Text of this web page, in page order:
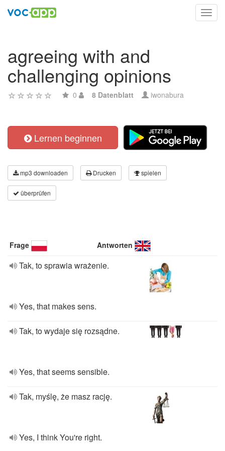
agreeing with and
challenging opinions
0 8 Datenblatt iwonabura
Lernen beginnen
mp3 downloaden Drucken spielen
überprüfen
Frage Antworten
Tak, to sprawia wrażenie.
Yes, that makes sens.
Tak, to wydaje się rozsądne.
Yes, that seems sensible.
Tak, myślę, że masz rację.
Yes, I think You're right.